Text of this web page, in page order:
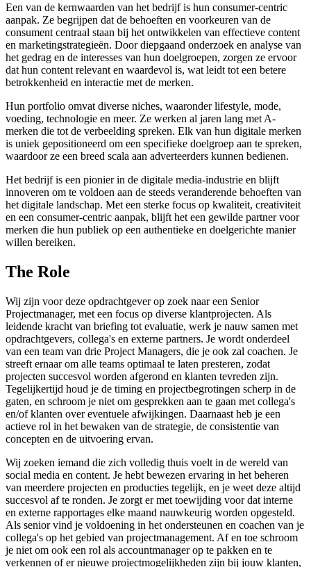
Een van de kernwaarden van het bedrijf is hun consumer-centric
aanpak. Ze begrijpen dat de behoeften en voorkeuren van de
consument centraal staan bij het ontwikkelen van effectieve content
en marketingstrategieën. Door diepgaand onderzoek en analyse van
het gedrag en de interesses van hun doelgroepen, zorgen ze ervoor
dat hun content relevant en waardevol is, wat leidt tot een betere
betrokkenheid en interactie met de merken.
Hun portfolio omvat diverse niches, waaronder lifestyle, mode,
voeding, technologie en meer. Ze werken al jaren lang met A-
merken die tot de verbeelding spreken. Elk van hun digitale merken
is uniek gepositioneerd om een specifieke doelgroep aan te spreken,
waardoor ze een breed scala aan adverteerders kunnen bedienen.
Het bedrijf is een pionier in de digitale media-industrie en blijft
innoveren om te voldoen aan de steeds veranderende behoeften van
het digitale landschap. Met een sterke focus op kwaliteit, creativiteit
en een consumer-centric aanpak, blijft het een gewilde partner voor
merken die hun publiek op een authentieke en doelgerichte manier
willen bereiken.
The Role
Wij zijn voor deze opdrachtgever op zoek naar een Senior
Projectmanager, met een focus op diverse klantprojecten. Als
leidende kracht van briefing tot evaluatie, werk je nauw samen met
opdrachtgevers, collega's en externe partners. Je wordt onderdeel
van een team van drie Project Managers, die je ook zal coachen. Je
streeft ernaar om alle teams optimaal te laten presteren, zodat
projecten succesvol worden afgerond en klanten tevreden zijn.
Tegelijkertijd houd je de timing en projectbegrotingen scherp in de
gaten, en schroom je niet om gesprekken aan te gaan met collega's
en/of klanten over eventuele afwijkingen. Daarnaast heb je een
actieve rol in het bewaken van de strategie, de consistentie van
concepten en de uitvoering ervan.
Wij zoeken iemand die zich volledig thuis voelt in de wereld van
social media en content. Je hebt bewezen ervaring in het beheren
van meerdere projecten en producties tegelijk, en je weet deze altijd
succesvol af te ronden. Je zorgt er met toewijding voor dat interne
en externe rapportages elke maand nauwkeurig worden opgesteld.
Als senior vind je voldoening in het ondersteunen en coachen van je
collega's op het gebied van projectmanagement. Af en toe schroom
je niet om ook een rol als accountmanager op te pakken en te
verkennen of er nieuwe projectmogelijkheden zijn bij jouw klanten,